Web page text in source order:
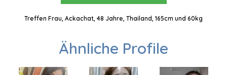
Treffen Frau, Ackachat, 48 Jahre, Thailand, 165cm und 60kg
Ähnliche Profile